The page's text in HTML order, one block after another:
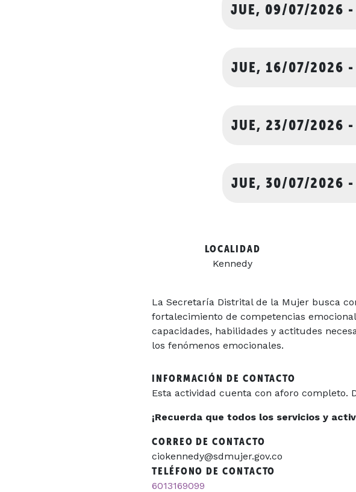
JUE, 09/07/2026
JUE, 16/07/2026
JUE, 23/07/2026
JUE, 30/07/2026
LOCALIDAD
Kennedy
La Secretaría Distrital de la Mujer busca
fortalecimiento de competencias
capacidades, habilidades y actitudes
los fenómenos emocionales.
INFORMACIÓN DE CONTACTO
Esta actividad cuenta con aforo completo.
¡Recuerda que todos los servicios y
CORREO DE CONTACTO
ciokennedy@sdmujer.gov.co
TELÉFONO DE CONTACTO
6013169099